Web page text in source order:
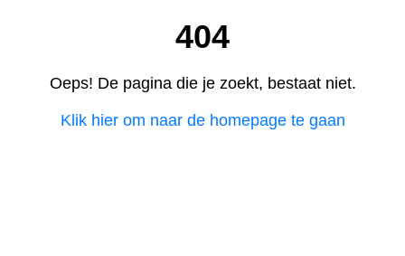
404
Oeps! De pagina die je zoekt, bestaat niet.
Klik hier om naar de homepage te gaan